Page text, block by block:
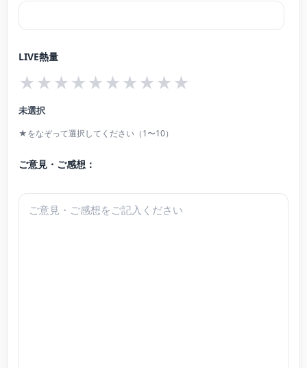
LIVE熱量
★★★★★★★★★★
未選択
★をなぞって選択してください（1〜10）
ご意見・ご感想：